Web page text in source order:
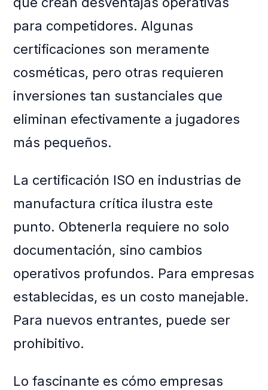
para competidores. Algunas
certificaciones son meramente
cosméticas, pero otras requieren
inversiones tan sustanciales que
eliminan efectivamente a jugadores
más pequeños.
La certificación ISO en industrias de
manufactura crítica ilustra este
punto. Obtenerla requiere no solo
documentación, sino cambios
operativos profundos. Para empresas
establecidas, es un costo manejable.
Para nuevos entrantes, puede ser
prohibitivo.
Lo fascinante es cómo empresas